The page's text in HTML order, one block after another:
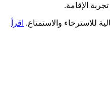
الإقامة.
للاسترخاء والاستمتاع. اقرأ